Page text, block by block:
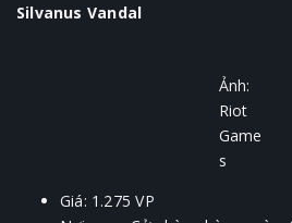
Silvanus Vandal
Ảnh:
Riot
Game
s
Giá: 1.275 VP